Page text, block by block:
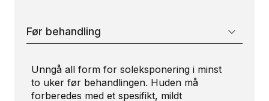
Før behandling
Unngå all form for soleksponering i minst
to uker før behandlingen. Huden må
forberedes med et spesifikt, mildt